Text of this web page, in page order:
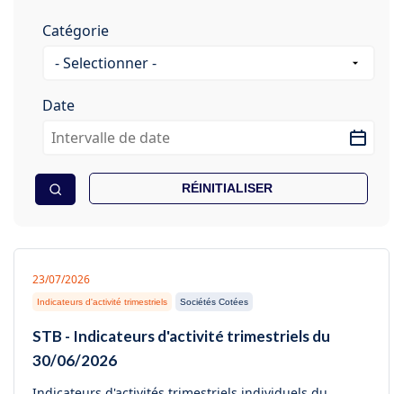
Catégorie
Date
23/07/2026
Indicateurs d'activité trimestriels Sociétés Cotées
STB - Indicateurs d'activité trimestriels du
30/06/2026